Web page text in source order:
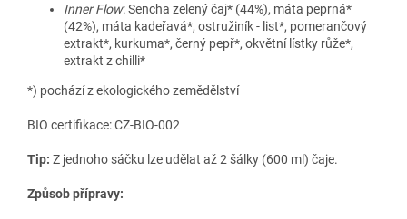
Inner Flow: Sencha zelený čaj* (44%), máta peprná*
(42%), máta kadeřavá*, ostružiník - list*, pomerančový
extrakt*, kurkuma*, černý pepř*, okvětní lístky růže*,
extrakt z chilli*
*) pochází z ekologického zemědělství
BIO certifikace: CZ-BIO-002
Tip: Z jednoho sáčku lze udělat až 2 šálky (600 ml) čaje.
Způsob přípravy: